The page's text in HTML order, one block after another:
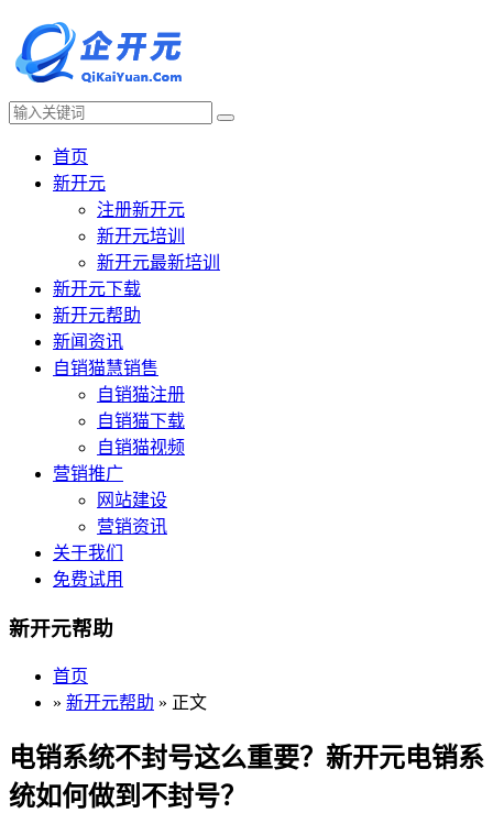
首页
新开元
注册新开元
新开元培训
新开元最新培训
新开元下载
新开元帮助
新闻资讯
自销猫慧销售
自销猫注册
自销猫下载
自销猫视频
营销推广
网站建设
营销资讯
关于我们
免费试用
新开元帮助
首页
» 新开元帮助 » 正文
电销系统不封号这么重要？新开元电销系
统如何做到不封号？